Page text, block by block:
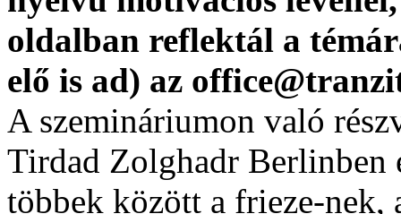
oldalban reflektál a
elő is ad) az
A szemináriumon való
Tirdad Zolghadr Berlinben
többek között a frieze-nek,